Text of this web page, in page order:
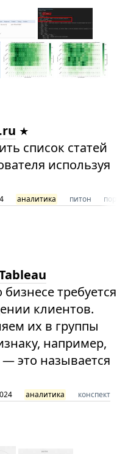
список статей
используя
аналитика питон
требуется
клиентов.
их в группы
например,
это называется
аналитика конспект